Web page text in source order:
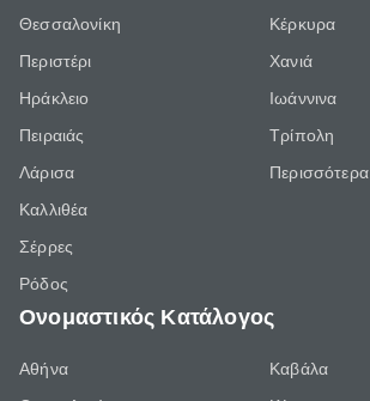
Θεσσαλονίκη
Περιστέρι
Ηράκλειο
Πειραιάς
Λάρισα
Καλλιθέα
Σέρρες
Ρόδος
Κέρκυρα
Χανιά
Ιωάννινα
Τρίπολη
Περισσότερα
Ονομαστικός Κατάλογος
Αθήνα
Καβάλα